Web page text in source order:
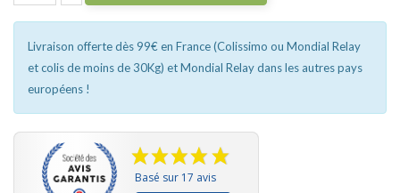
Livraison offerte dès 99€ en France (Colissimo ou Mondial Relay
et colis de moins de 30Kg) et Mondial Relay dans les autres pays
européens !
Basé sur 17 avis